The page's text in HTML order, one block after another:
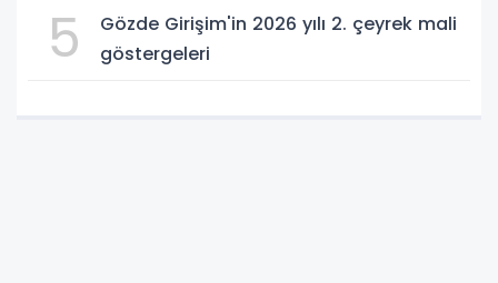
5
Gözde Girişim'in 2026 yılı 2. çeyrek mali
göstergeleri